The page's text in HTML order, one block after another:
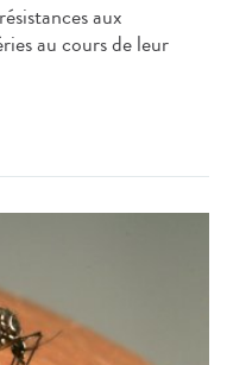
aux
au cours de leur